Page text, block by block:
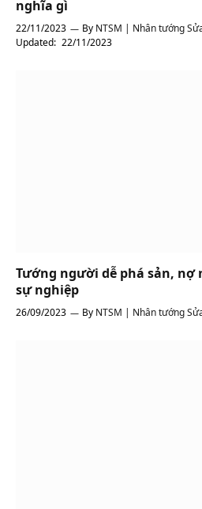
nghĩa gì
22/11/2023 By NTSM | Nhân tướng
Updated: 22/11/2023
Tướng người dễ phá sản,
sự nghiệp
26/09/2023 By NTSM | Nhân tướng